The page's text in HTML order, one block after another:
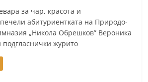
за чар, красота и
абитуриентката на Природо-
„Никола Обрешков” Вероника
журито